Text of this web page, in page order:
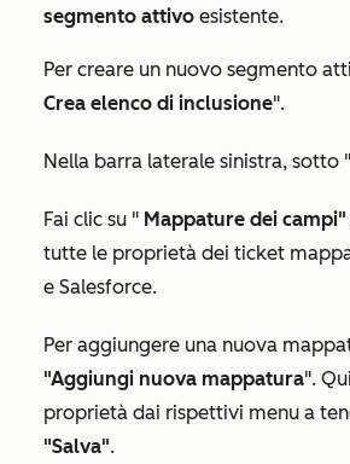
segmento attivo esistente.
Per creare un nuovo segmento
Crea elenco di inclusione".
Nella barra laterale sinistra, sotto "
Fai clic su " Mappature dei
tutte le proprietà dei ticket
e Salesforce.
Per aggiungere una nuova
"Aggiungi nuova mappatura".
proprietà dai rispettivi menu a
"Salva".